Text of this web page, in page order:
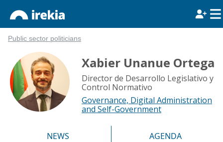
Public sector politicians
Xabier Unanue Ortega
Director de Desarrollo Legislativo y
Control Normativo
Governance, Digital Administration
and Self-Government
NEWS
AGENDA